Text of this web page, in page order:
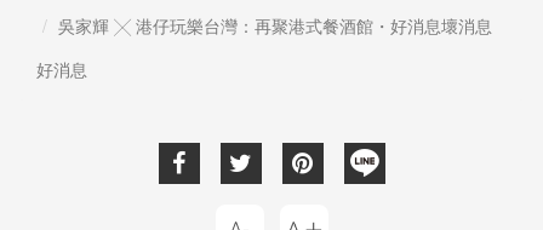
吳家輝 ╳ 港仔玩樂台灣：再聚港式餐酒館・好消息壞消息
好消息